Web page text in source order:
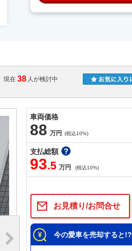
現在 38 人が検討中
車両価格
88 万円 (税込10%)
支払総額
93.5 万円 (税込10%)
お見積り/お問合せ
今の愛車を売却すると!?